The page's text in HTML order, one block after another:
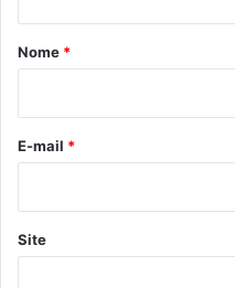
r
*
Nome *
E-mail *
Site